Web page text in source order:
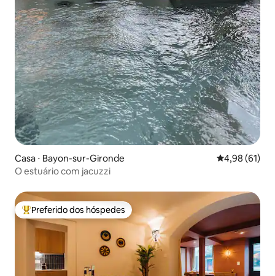
Casa ⋅ Bayon-sur-Gironde 4,98 de uma
4,98 (61)
O estuário com jacuzzi
Entre os melhores preferidos dos hóspedes
Preferido dos hóspedes